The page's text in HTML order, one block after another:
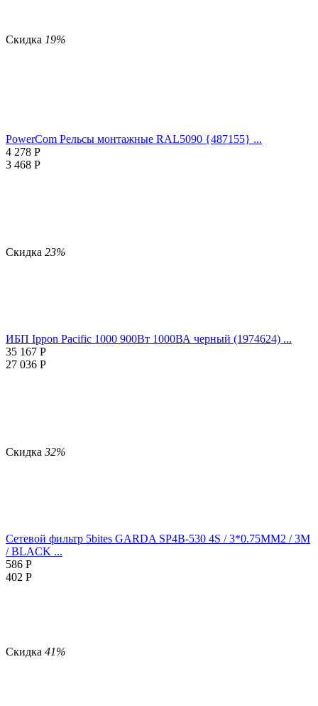
Скидка 19%
PowerCom Рельсы монтажные RAL5090 {487155} ...
4 278 Р
3 468 Р
Скидка 23%
ИБП Ippon Pacific 1000 900Вт 1000ВА черный (1974624) ...
35 167 Р
27 036 Р
Скидка 32%
Сетевой фильтр 5bites GARDA SP4B-530 4S / 3*0.75MM2 / 3M
/ BLACK ...
586 Р
402 Р
Скидка 41%